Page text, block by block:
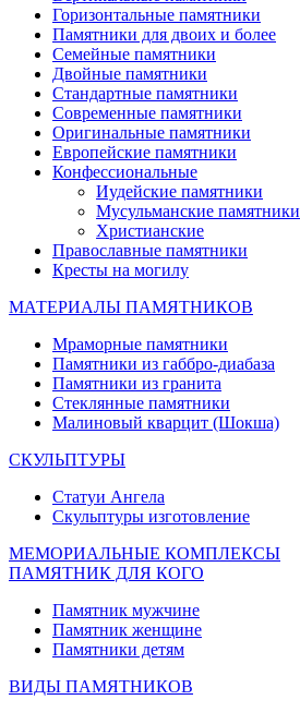
Горизонтальные памятники
Памятники для двоих и более
Семейные памятники
Двойные памятники
Стандартные памятники
Современные памятники
Оригинальные памятники
Европейские памятники
Конфессиональные
Иудейские памятники
Мусульманские памятники
Христианские
Православные памятники
Кресты на могилу
МАТЕРИАЛЫ ПАМЯТНИКОВ
Мраморные памятники
Памятники из габбро-диабаза
Памятники из гранита
Стеклянные памятники
Малиновый кварцит (Шокша)
СКУЛЬПТУРЫ
Статуи Ангела
Скульптуры изготовление
МЕМОРИАЛЬНЫЕ КОМПЛЕКСЫ
ПАМЯТНИК ДЛЯ КОГО
Памятник мужчине
Памятник женщине
Памятники детям
ВИДЫ ПАМЯТНИКОВ